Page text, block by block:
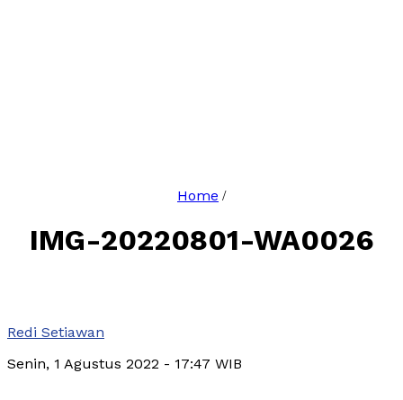
Home /
IMG-20220801-WA0026
Redi Setiawan
Senin, 1 Agustus 2022 - 17:47 WIB